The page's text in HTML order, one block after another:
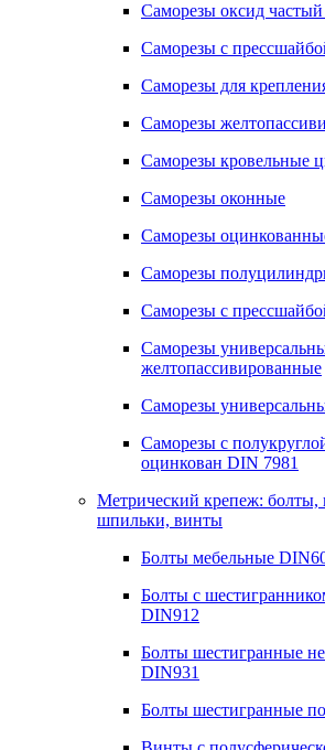
Саморезы оксид
Саморезы с
Саморезы для
Саморезы
Саморезы кровельные
Саморезы оконные
Саморезы
Саморезы
Саморезы с
Саморезы
желтопассивированные
Саморезы
Саморезы с
оцинкован DIN 7981
Метрический крепеж: болты,
шпильки, винты
Болты мебельные
Болты с
DIN912
Болты шестигранные
DIN931
Болты шестигранные